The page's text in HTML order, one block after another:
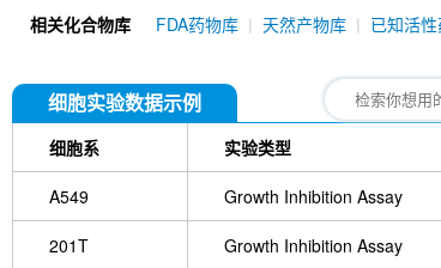
0810)
Camizestrant (AZD9833)
Dihydroresveratrol
Enclomiphene
相关化合物库
FDA药物库 天然产物库 已知活
细胞实验数据示例
细胞系 实验类型
A549 Growth Inhibition Assay
201T Growth Inhibition Assay